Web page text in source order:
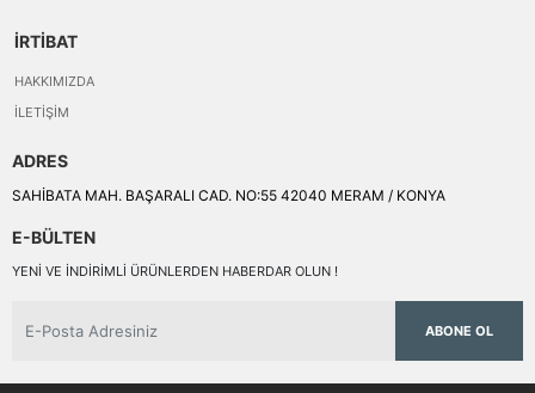
İRTİBAT
HAKKIMIZDA
İLETIŞIM
ADRES
SAHİBATA MAH. BAŞARALI CAD. NO:55 42040 MERAM / KONYA
E-BÜLTEN
YENI VE INDIRIMLI ÜRÜNLERDEN HABERDAR OLUN !
ABONE OL